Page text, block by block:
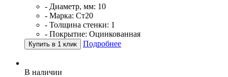
- Диаметр, мм: 10
- Марка: Ст20
- Толщина стенки: 1
- Покрытие: Оцинкованная
Купить в 1 клик Подробнее
В наличии